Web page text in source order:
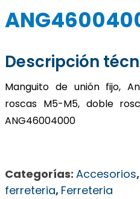
Descripción
Manguito de unión fijo,
roscas M5-M5, doble
ANG46004000
Categorías: Accesorios,
ferreteria, Ferreteria